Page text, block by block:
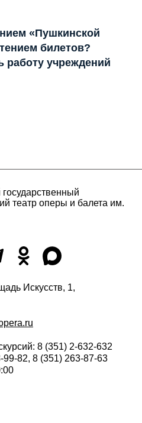
«Пушкинской
билетов?
работу учреждений
театр оперы и балета им.
Искусств, 1,
8 (351) 2-632-632
82, 8 (351) 263-87-63